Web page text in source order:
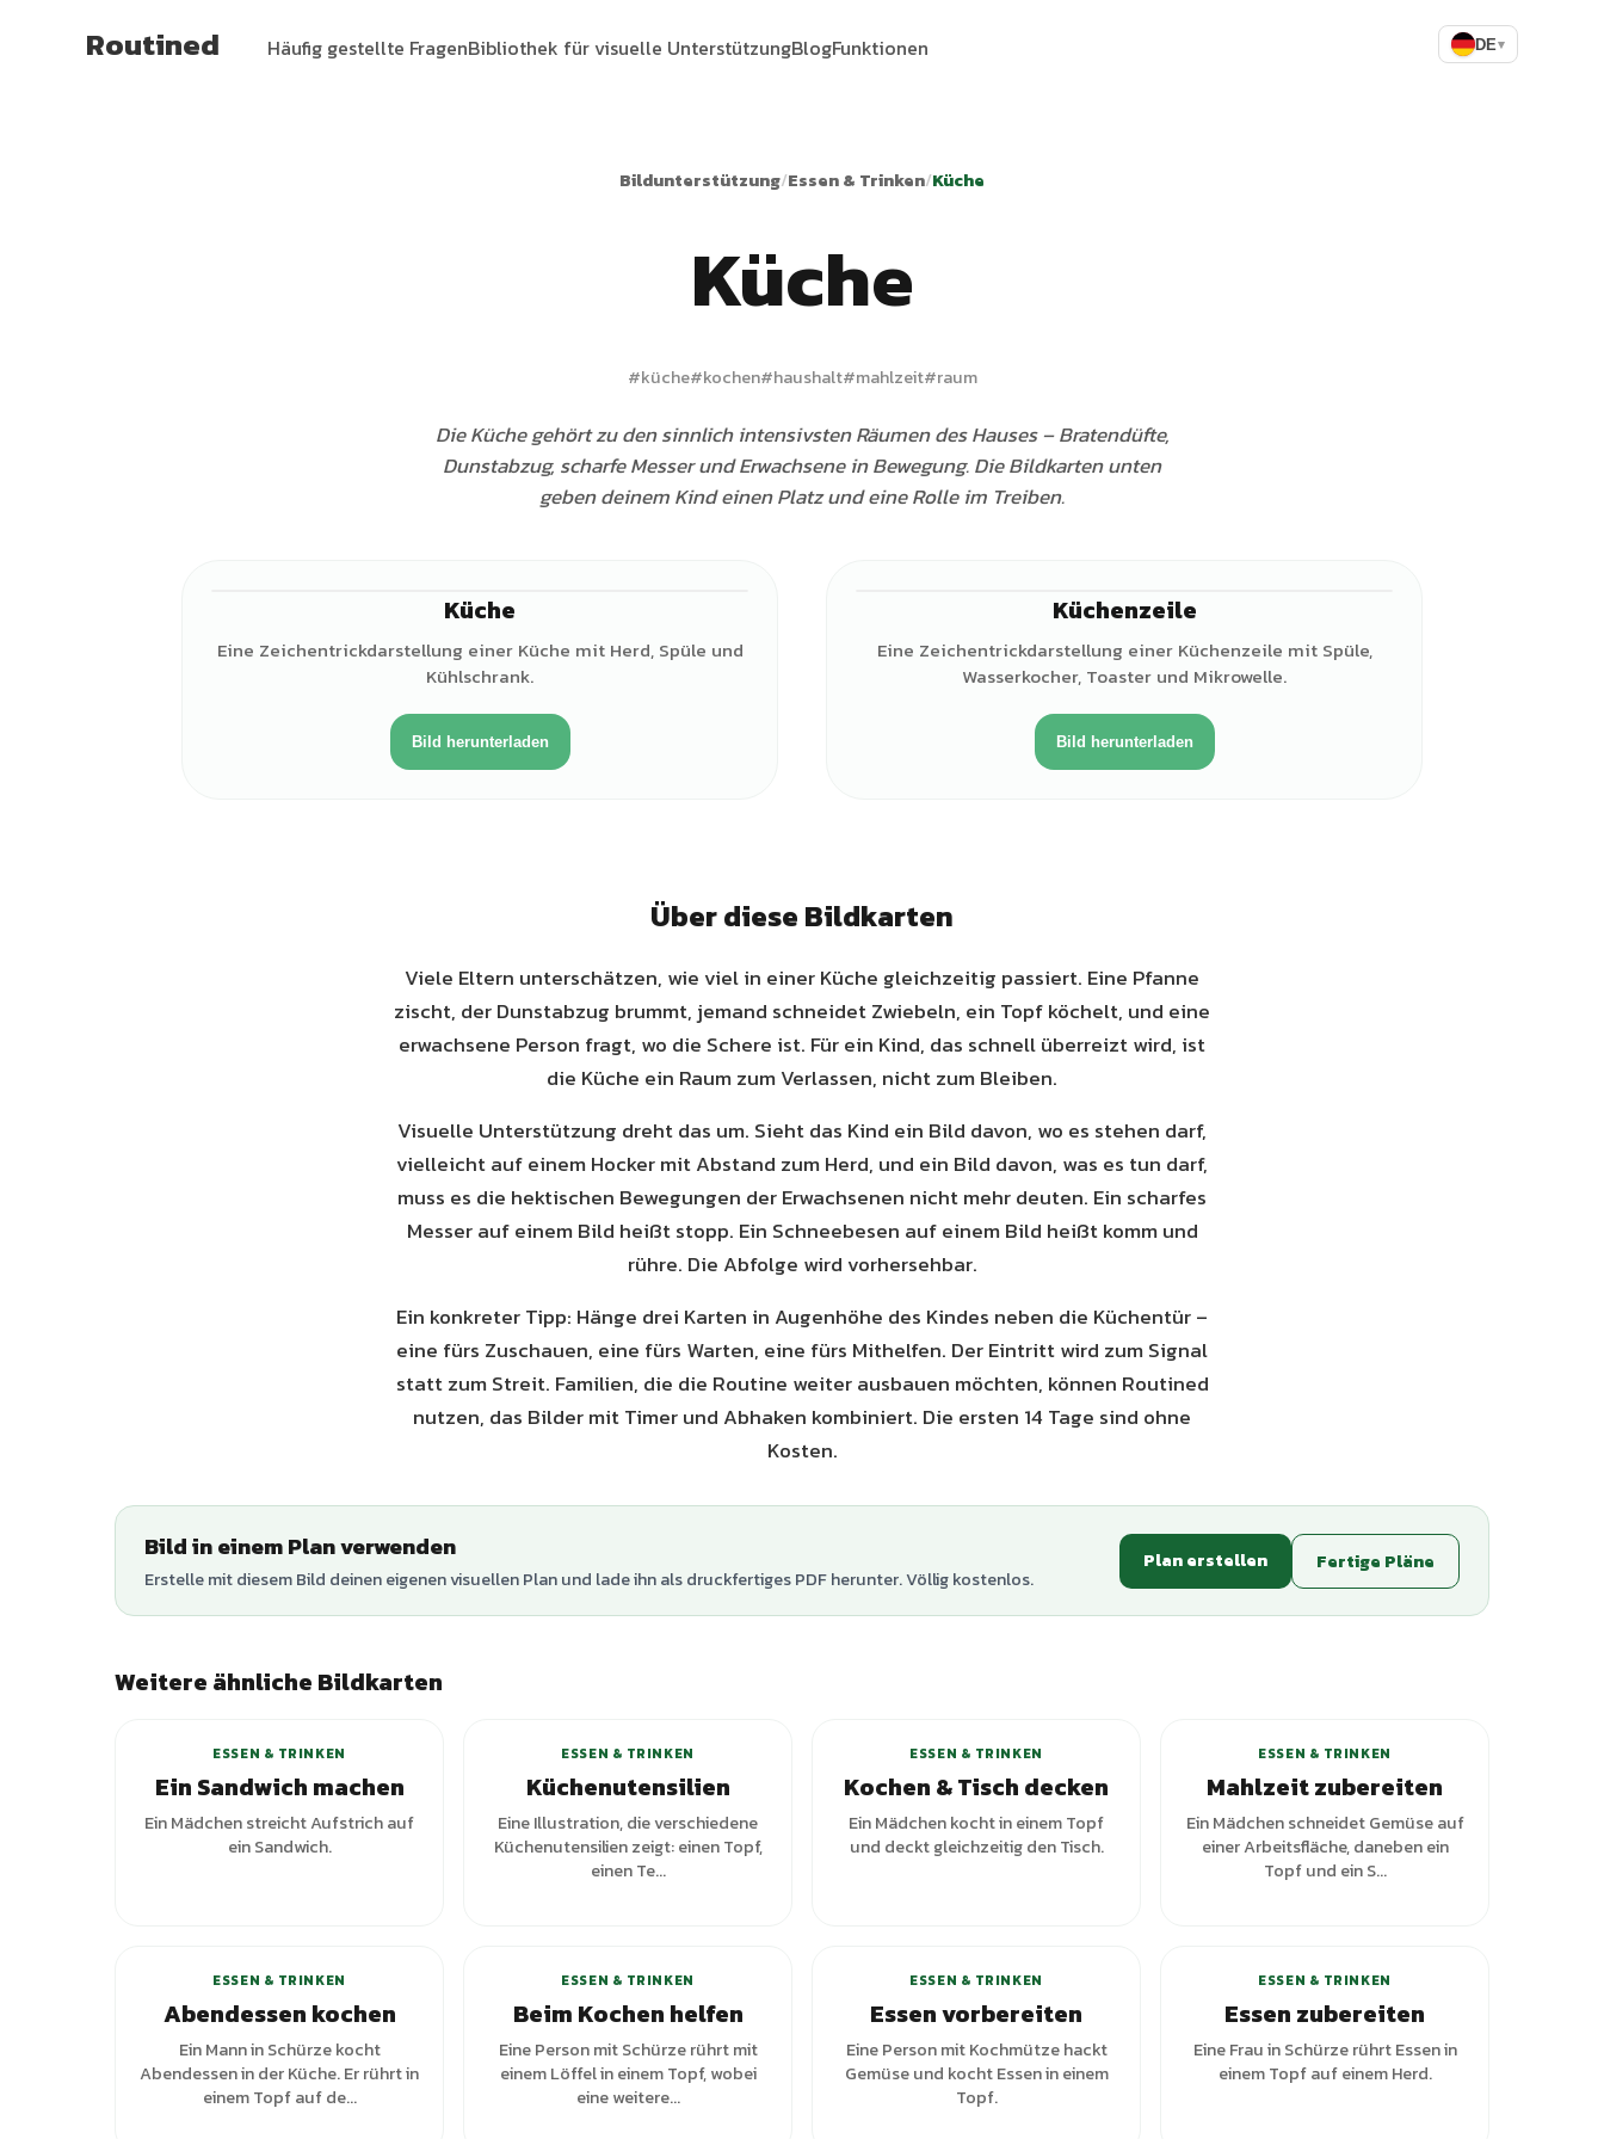
Routined Häufig gestellte FragenBibliothek für visuelle UnterstützungBlogFunktionen DE▾
Bildunterstützung/Essen & Trinken/Küche
Küche
#küche#kochen#haushalt#mahlzeit#raum
Die Küche gehört zu den sinnlich intensivsten Räumen des Hauses – Bratendüfte,
Dunstabzug, scharfe Messer und Erwachsene in Bewegung. Die Bildkarten unten
geben deinem Kind einen Platz und eine Rolle im Treiben.
Küche
Eine Zeichentrickdarstellung einer Küche mit Herd, Spüle und
Kühlschrank.
Bild herunterladen
Küchenzeile
Eine Zeichentrickdarstellung einer Küchenzeile mit Spüle,
Wasserkocher, Toaster und Mikrowelle.
Bild herunterladen
Über diese Bildkarten
Viele Eltern unterschätzen, wie viel in einer Küche gleichzeitig passiert. Eine Pfanne
zischt, der Dunstabzug brummt, jemand schneidet Zwiebeln, ein Topf köchelt, und eine
erwachsene Person fragt, wo die Schere ist. Für ein Kind, das schnell überreizt wird, ist
die Küche ein Raum zum Verlassen, nicht zum Bleiben.
Visuelle Unterstützung dreht das um. Sieht das Kind ein Bild davon, wo es stehen darf,
vielleicht auf einem Hocker mit Abstand zum Herd, und ein Bild davon, was es tun darf,
muss es die hektischen Bewegungen der Erwachsenen nicht mehr deuten. Ein scharfes
Messer auf einem Bild heißt stopp. Ein Schneebesen auf einem Bild heißt komm und
rühre. Die Abfolge wird vorhersehbar.
Ein konkreter Tipp: Hänge drei Karten in Augenhöhe des Kindes neben die Küchentür –
eine fürs Zuschauen, eine fürs Warten, eine fürs Mithelfen. Der Eintritt wird zum Signal
statt zum Streit. Familien, die die Routine weiter ausbauen möchten, können Routined
nutzen, das Bilder mit Timer und Abhaken kombiniert. Die ersten 14 Tage sind ohne
Kosten.
Bild in einem Plan verwenden
Erstelle mit diesem Bild deinen eigenen visuellen Plan und lade ihn als druckfertiges PDF herunter. Völlig kostenlos.
Plan erstellen Fertige Pläne
Weitere ähnliche Bildkarten
ESSEN & TRINKEN
Ein Sandwich machen
Ein Mädchen streicht Aufstrich auf
ein Sandwich.
ESSEN & TRINKEN
Küchenutensilien
Eine Illustration, die verschiedene
Küchenutensilien zeigt: einen Topf,
einen Te...
ESSEN & TRINKEN
Kochen & Tisch decken
Ein Mädchen kocht in einem Topf
und deckt gleichzeitig den Tisch.
ESSEN & TRINKEN
Mahlzeit zubereiten
Ein Mädchen schneidet Gemüse auf
einer Arbeitsfläche, daneben ein
Topf und ein S...
ESSEN & TRINKEN
Abendessen kochen
Ein Mann in Schürze kocht
Abendessen in der Küche. Er rührt in
einem Topf auf de...
ESSEN & TRINKEN
Beim Kochen helfen
Eine Person mit Schürze rührt mit
einem Löffel in einem Topf, wobei
eine weitere...
ESSEN & TRINKEN
Essen vorbereiten
Eine Person mit Kochmütze hackt
Gemüse und kocht Essen in einem
Topf.
ESSEN & TRINKEN
Essen zubereiten
Eine Frau in Schürze rührt Essen in
einem Topf auf einem Herd.